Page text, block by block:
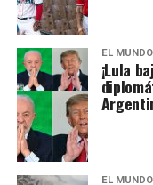
EL MUNDO
¡Lula
EL MUNDO